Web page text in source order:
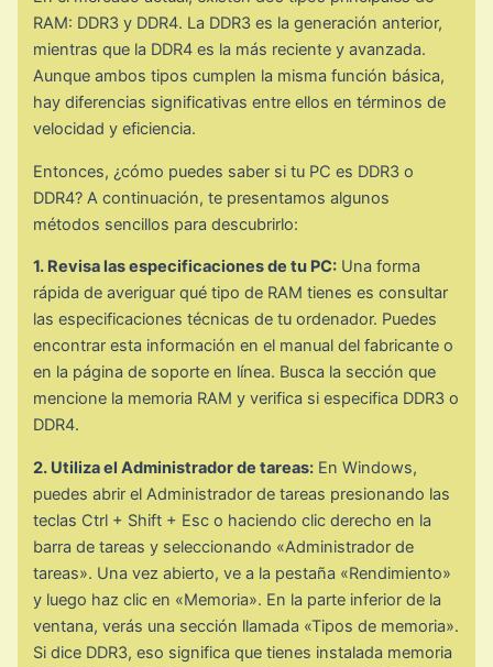
RAM: DDR3 y DDR4. La DDR3 es la generación anterior,
mientras que la DDR4 es la más reciente y avanzada.
Aunque ambos tipos cumplen la misma función básica,
hay diferencias significativas entre ellos en términos de
velocidad y eficiencia.
Entonces, ¿cómo puedes saber si tu PC es DDR3 o
DDR4? A continuación, te presentamos algunos
métodos sencillos para descubrirlo:
1. Revisa las especificaciones de tu PC: Una forma
rápida de averiguar qué tipo de RAM tienes es consultar
las especificaciones técnicas de tu ordenador. Puedes
encontrar esta información en el manual del fabricante o
en la página de soporte en línea. Busca la sección que
mencione la memoria RAM y verifica si especifica DDR3 o
DDR4.
2. Utiliza el Administrador de tareas: En Windows,
puedes abrir el Administrador de tareas presionando las
teclas Ctrl + Shift + Esc o haciendo clic derecho en la
barra de tareas y seleccionando «Administrador de
tareas». Una vez abierto, ve a la pestaña «Rendimiento»
y luego haz clic en «Memoria». En la parte inferior de la
ventana, verás una sección llamada «Tipos de memoria».
Si dice DDR3, eso significa que tienes instalada memoria